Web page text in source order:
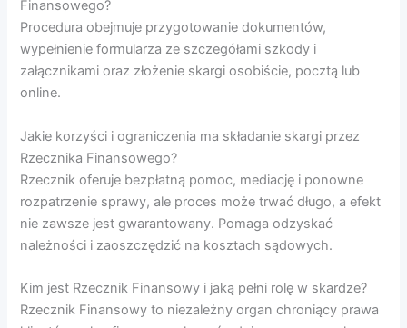
Finansowego?
Procedura obejmuje przygotowanie dokumentów,
wypełnienie formularza ze szczegółami szkody i
załącznikami oraz złożenie skargi osobiście, pocztą lub
online.
Jakie korzyści i ograniczenia ma składanie skargi przez
Rzecznika Finansowego?
Rzecznik oferuje bezpłatną pomoc, mediację i ponowne
rozpatrzenie sprawy, ale proces może trwać długo, a efekt
nie zawsze jest gwarantowany. Pomaga odzyskać
należności i zaoszczędzić na kosztach sądowych.
Kim jest Rzecznik Finansowy i jaką pełni rolę w skardze?
Rzecznik Finansowy to niezależny organ chroniący prawa